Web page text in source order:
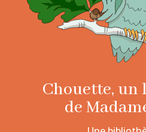
Chouette, un
de